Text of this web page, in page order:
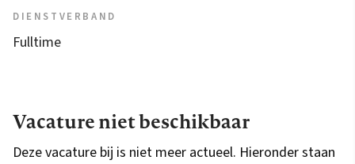
DIENSTVERBAND
Fulltime
Vacature niet beschikbaar
Deze vacature bij is niet meer actueel. Hieronder staan